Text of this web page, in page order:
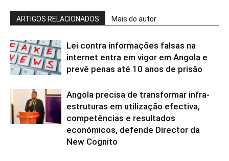
ARTIGOS RELACIONADOS Mais do autor
Lei contra informações falsas na
internet entra em vigor em Angola e
prevê penas até 10 anos de prisão
Angola precisa de transformar infra-
estruturas em utilização efectiva,
competências e resultados
económicos, defende Director da
New Cognito